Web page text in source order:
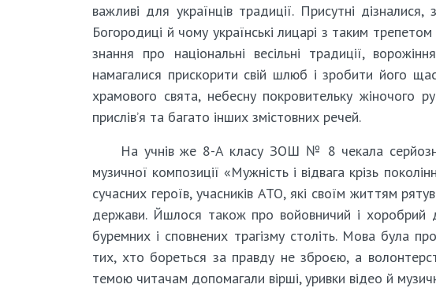
важливі для українців традиції. Присутні
Богородиці й чому українські лицарі з таким
знання про національні весільні традиції,
намагалися прискорити свій шлюб і зробити його
храмового свята, небесну покровительку жіночого
прислів’я та багато інших змістовних речей.
На учнів же 8-А класу ЗОШ № 8 чекала
музичної композиції «Мужність і відвага крізь
сучасних героїв, учасників АТО, які своїм життям
держави. Йшлося також про войовничий і хоробрий
буремних і сповнених трагізму століть. Мова була
тих, хто бореться за правду не зброєю, а
темою читачам допомагали вірші, уривки відео й